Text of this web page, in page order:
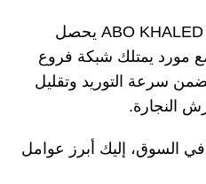
ومن خلال ABO KHALED WOOD SHOP يحصل
مع مورد يمتلك شبكة فروع
سرعة التوريد وتقليل
النجارة.
السوق، إليك أبرز عوامل